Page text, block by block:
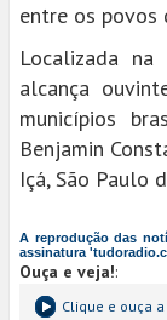
entre os povos
Localizada
alcança
municípios
Benjamin
Içá, São Paulo
A reprodução das
assinatura
Ouça e veja!:
Clique e ouça a